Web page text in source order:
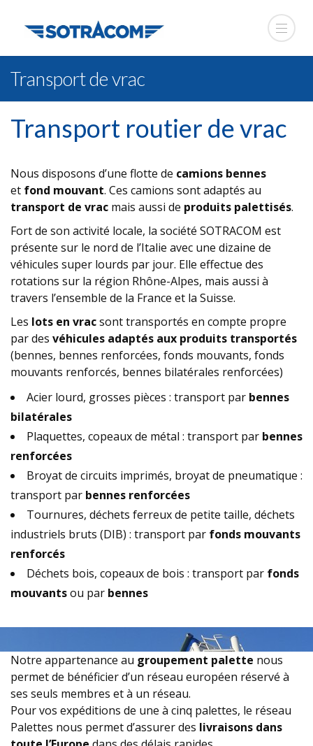
Transport de vrac
Transport routier de vrac
Nous disposons d’une flotte de camions bennes
et fond mouvant. Ces camions sont adaptés au
transport de vrac mais aussi de produits palettisés.
Fort de son activité locale, la société SOTRACOM est
présente sur le nord de l’Italie avec une dizaine de
véhicules super lourds par jour. Elle effectue des
rotations sur la région Rhône-Alpes, mais aussi à
travers l’ensemble de la France et la Suisse.
Les lots en vracsont transportés en compte propre
par des véhicules adaptés aux produits transportés
(bennes, bennes renforcées, fonds mouvants, fonds
mouvants renforcés, bennes bilatérales renforcées)
Acier lourd, grosses pièces : transport par bennes
bilatérales
Plaquettes, copeaux de métal : transport par bennes
renforcées
Broyat de circuits imprimés, broyat de pneumatique :
transport par bennes renforcées
Tournures, déchets ferreux de petite taille, déchets
industriels bruts (DIB) : transport par fonds mouvants
renforcés
Déchets bois, copeaux de bois : transport par fonds
mouvantsou par bennes
Notre appartenance au groupement palette nous
permet de bénéficier d’un réseau européen réservé à
ses seuls membres et à un réseau.
Pour vos expéditions de une à cinq palettes, le réseau
Palettes nous permet d’assurer des livraisons dans